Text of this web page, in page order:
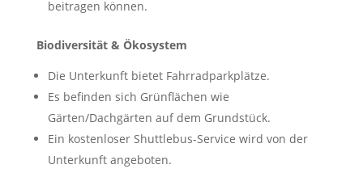
beitragen können.
Biodiversität & Ökosystem
Die Unterkunft bietet Fahrradparkplätze.
Es befinden sich Grünflächen wie
Gärten/Dachgärten auf dem Grundstück.
Ein kostenloser Shuttlebus-Service wird von der
Unterkunft angeboten.